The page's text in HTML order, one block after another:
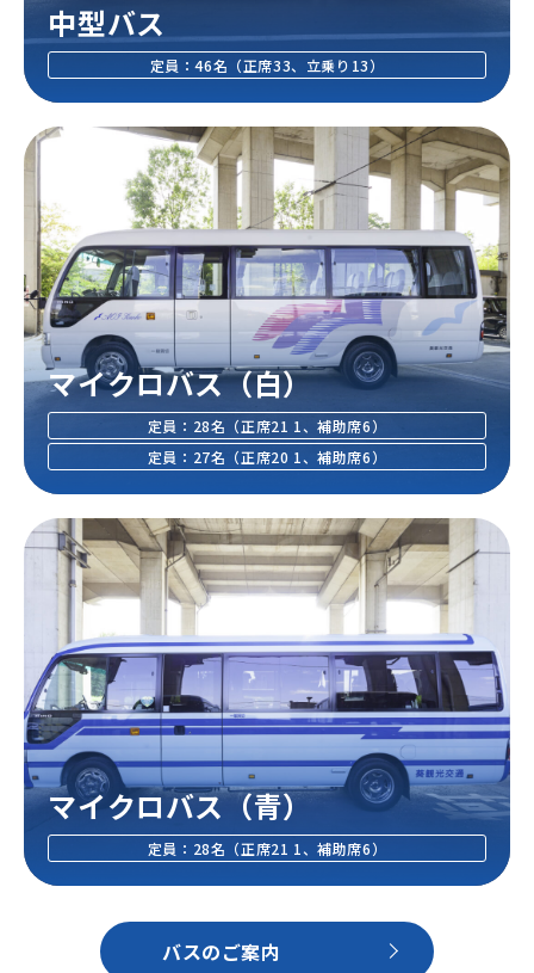
中型バス
定員：46名（正席33、⽴乗り13）
マイクロバス（⽩）
定員：28名（正席21 1、補助席6）
定員：27名（正席20 1、補助席6）
マイクロバス（⻘）
定員：28名（正席21 1、補助席6）
バスのご案内